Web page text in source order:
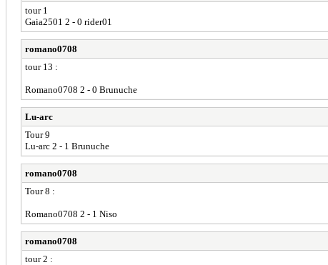
tour 1
Gaia2501 2 - 0 rider01
romano0708
tour 13 :
Romano0708 2 - 0 Brunuche
Lu-arc
Tour 9
Lu-arc 2 - 1 Brunuche
romano0708
Tour 8 :
Romano0708 2 - 1 Niso
romano0708
tour 2 :